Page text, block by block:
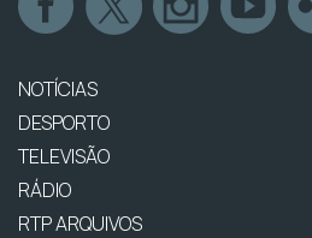
NOTÍCIAS
DESPORTO
TELEVISÃO
RÁDIO
RTP ARQUIVOS